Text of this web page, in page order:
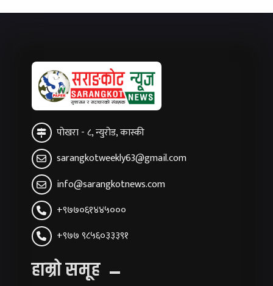
पोखरा - ८, न्युरोड, कास्की
sarangkotweekly63@gmail.com
info@sarangkotnews.com
+९७७०६१४४५०००
+९७७ ९८५६०३३३९१
हाम्रो समूह